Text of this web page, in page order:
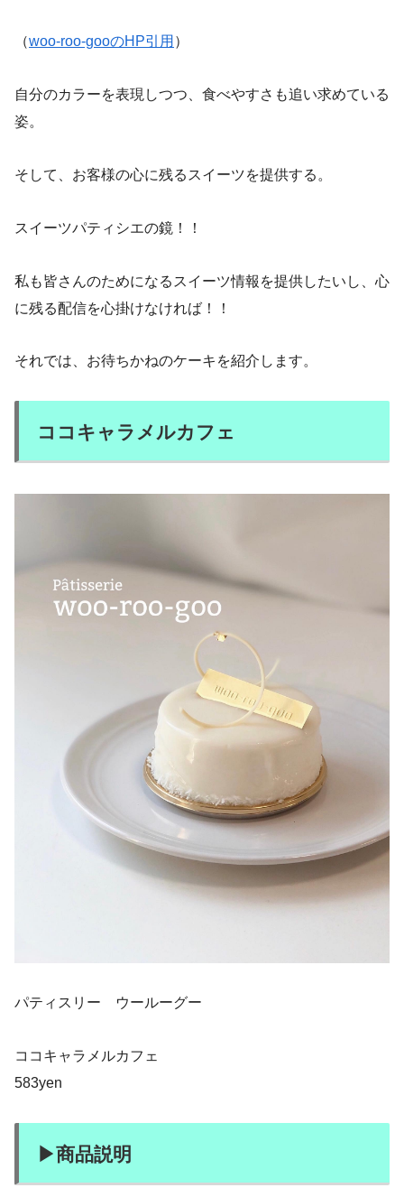
（woo-roo-gooのHP引用 ）
自分のカラーを表現しつつ、食べやすさも追い求めている
姿。
そして、お客様の心に残るスイーツを提供する。
スイーツパティシエの鏡！！
私も皆さんのためになるスイーツ情報を提供したいし、心
に残る配信を心掛けなければ！！
それでは、お待ちかねのケーキを紹介します。
ココキャラメルカフェ
パティスリー ウールーグー
ココキャラメルカフェ
583yen
▶︎商品説明